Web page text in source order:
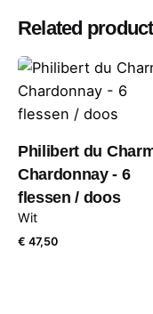
Related
Philibert du
Chardonnay - 6
flessen / doos
Wit
€ 47,50